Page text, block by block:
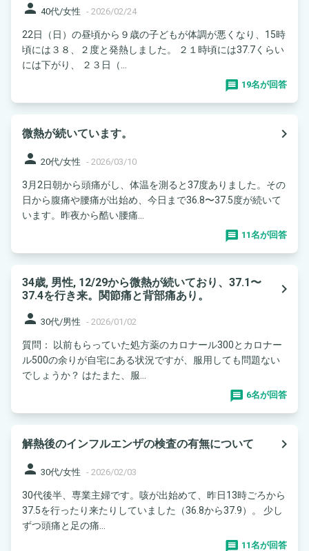
person 40代/女性 - 2026/02/24
22日（日）の昼頃から９歳の子どもが体調が悪くなり、15時
頃には３８、２度と発熱しました。 ２１時頃には37.7くらい
には下がり、 ２３日（...
19名が回答
微熱が続いています。
navigate_next
person 20代/女性 - 2026/03/10
3月2日朝から頭痛がし、体温を測ると37度ありました。その
日から腹痛や腰痛が出始め、今日まで36.8〜37.5度が続いて
います。昨夜から酷い腰痛...
11名が回答
34歳, 男性, 12/29から微熱が続いており、37.1〜
37.4を行き来。関節痛と背部痛あり。
navigate_next
person 30代/男性 - 2026/01/02
質問： 以前もらっていた処方薬のカロナール300とカロナー
ル500の余りが自宅にある状況ですが、服用しても問題ない
でしょうか？ はたまた、服...
6名が回答
解熱後のインフルエンザの検査の有無について
navigate_next
person 30代/女性 - 2026/02/03
30代後半、専業主婦です。咳が出始めて、昨日13時ごろから
37.5を行ったり来たりしていました（36.8から37.9）。 少し
ずつ頭痛と足の痛...
11名が回答